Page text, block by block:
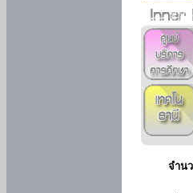
จำนว